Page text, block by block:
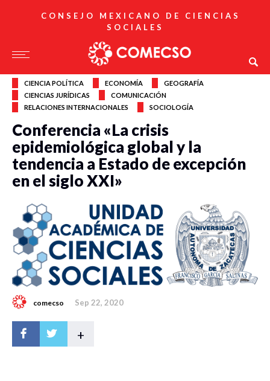
CONSEJO MEXICANO DE CIENCIAS
SOCIALES
CIENCIA POLÍTICA ECONOMÍA
GEOGRAFÍA
CIENCIAS JURÍDICAS
COMUNICACIÓN
RELACIONES INTERNACIONALES
SOCIOLOGÍA
Conferencia «La crisis
epidemiológica global y la
tendencia a Estado de excepción
en el siglo XXI»
comecso Sep 22, 2020
+